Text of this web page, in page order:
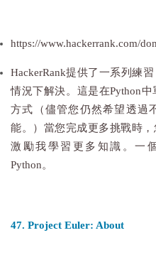
https://www.hackerrank.com/
HackerRank提供了一系列練
情況下解決。這是在Python
方式（儘管您仍然希望透過
能。）當您完成更多挑戰時
激勵我學習更多知識。一
Python。
47. Project Euler: About